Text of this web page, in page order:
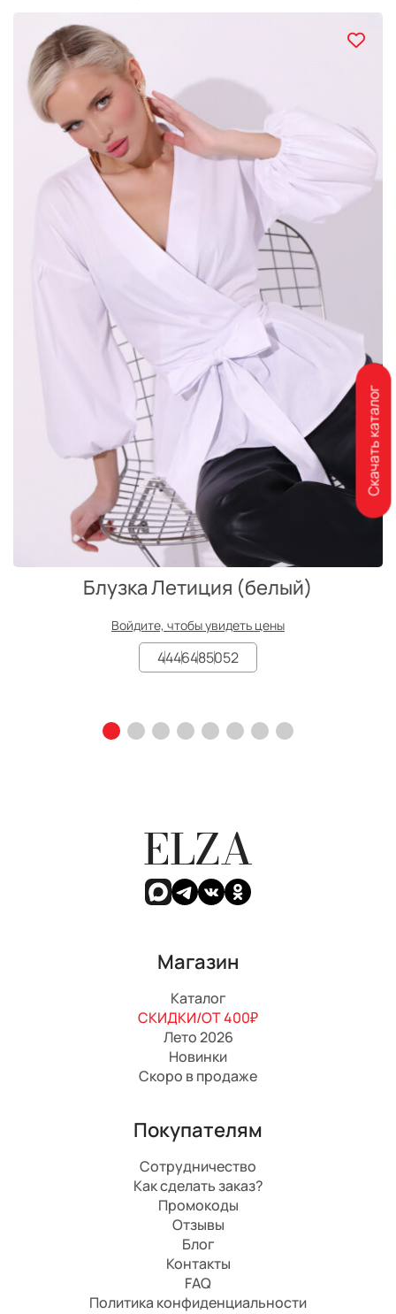
Блузка Летиция (белый)
Войдите, чтобы увидеть цены
4446485052
ELZA
Магазин
Каталог
СКИДКИ/ОТ 400₽
Лето 2026
Новинки
Скоро в продаже
Покупателям
Сотрудничество
Как сделать заказ?
Промокоды
Отзывы
Блог
Контакты
FAQ
Политика конфиденциальности
Скачать каталог